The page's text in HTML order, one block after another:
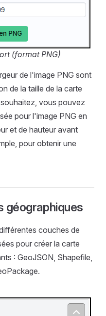
(format PNG)
de l'image PNG sont
de la taille de la carte
vous pouvez
pour l'image PNG en
et de hauteur avant
pour obtenir une
géographiques
couches de
pour créer la carte
: GeoJSON, Shapefile,